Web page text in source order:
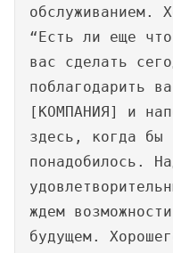
обслуживанием.
“Есть ли еще
вас сделать
поблагодарить
[КОМПАНИЯ] и
здесь, когда бы
понадобилось.
ждем
будущем.